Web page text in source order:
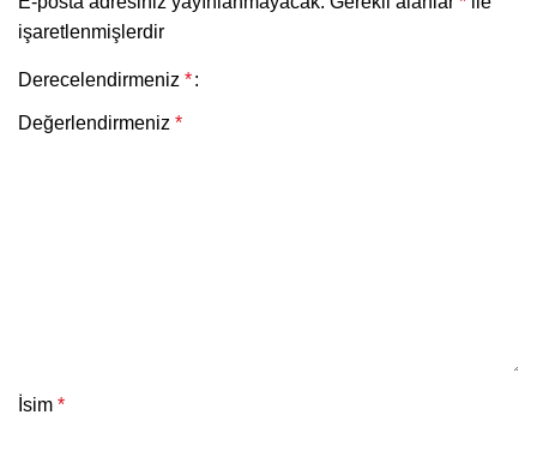
işaretlenmişlerdir
Derecelendirmeniz *
Değerlendirmeniz *
İsim *